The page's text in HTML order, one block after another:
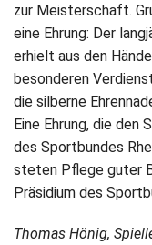
zur Meisterschaft.
eine Ehrung: Der
erhielt aus den
besonderen
die silberne
Eine Ehrung, die den
des Sportbundes
steten Pflege guter
Präsidium des
Thomas Hönig,